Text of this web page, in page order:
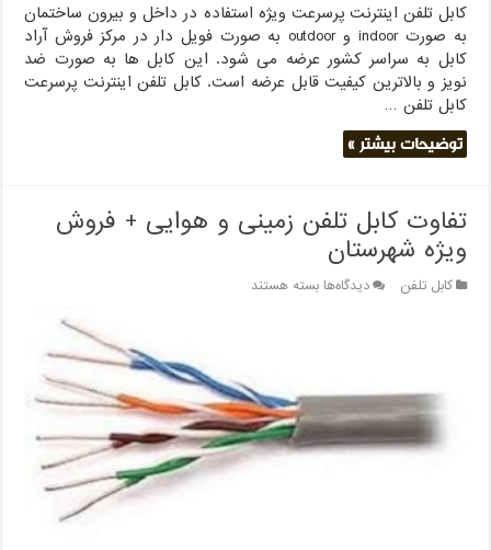
کابل تلفن اینترنت پرسرعت ویژه استفاده در داخل و بیرون ساختمان
به صورت indoor و outdoor به صورت فویل دار در مرکز فروش آراد
کابل به سراسر کشور عرضه می شود. این کابل ها به صورت ضد
نویز و بالاترین کیفیت قابل عرضه است. کابل تلفن اینترنت پرسرعت
کابل تلفن …
توضیحات بیشتر »
تفاوت کابل تلفن زمینی و هوایی + فروش
ویژه شهرستان
کابل تلفن دیدگاه‌هابرای
هوایی
+
فروش
بسته هستند